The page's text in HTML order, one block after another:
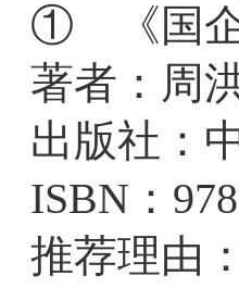
① 《国企
著者：周
出版社：
ISBN：
推荐理由：